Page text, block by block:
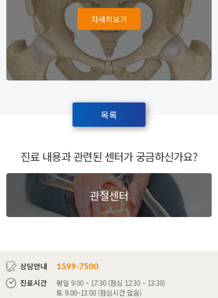
자세히보기
목록
진료 내용과 관련된 센터가 궁금하신가요?
관절센터
상담안내
1599-7500
진료시간
평일 9:00 ~ 17:30 (점심 12:30 ~ 13:30)
토 9:00~13:00 (점심시간 없음)